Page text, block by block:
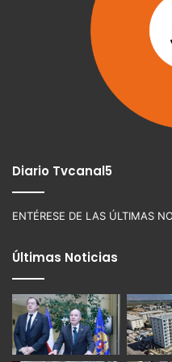
Diario Tvcanal5
ENTÉRESE DE LAS ÚLTIMAS
Últimas Noticias